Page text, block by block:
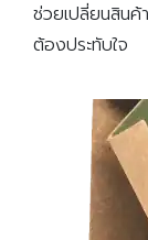
ช่วยเปลี่ยนสิน
ต้องประทับใจ